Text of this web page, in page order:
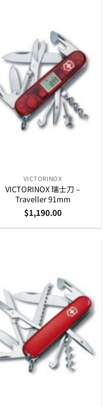
VICTORINOX
VICTORINOX 瑞士刀 –
Traveller 91mm
$1,190.00